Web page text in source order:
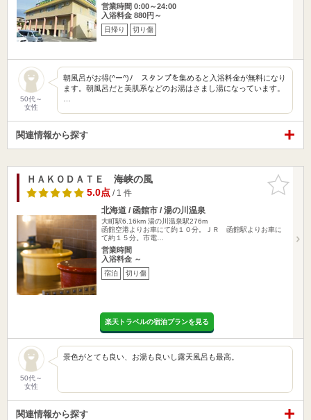
営業時間 0:00～24:00
入浴料金 880円～
日帰り 切り傷
50代～
女性
朝風呂がお得(^ー^)ﾉ スタンプを集めると入浴料金が無料になり
ます。朝風呂だと美肌系などのお湯はさまし湯になっています。
関連情報から探す
お気に入
りに追加
ＨＡＫＯＤＡＴＥ 海峡の風
5.0点/ 1 件
北海道 / 函館市 / 湯の川温泉
大町駅6.16km 湯の川温泉駅276m
函館空港よりお車にて約１０分。ＪＲ 函館駅よりお車に
て約１５分。市電…
営業時間
入浴料金 ～
宿泊 切り傷
楽天トラベルの宿泊プランを見る
50代～
女性
景色がとても良い、お湯も良いし露天風呂も最高。
関連情報から探す